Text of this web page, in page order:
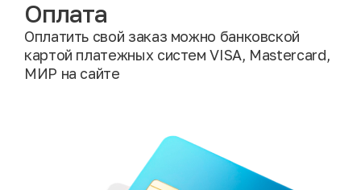
Оплата
Оплатить свой заказ можно банковской
картой платежных систем VISA, Mastercard,
МИР на сайте